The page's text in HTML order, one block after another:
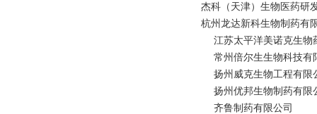
杰科（天津）生物医药研
杭州龙达新科生物制药有
江苏太平洋美诺克生物
常州倍尔生生物科技有
扬州威克生物工程有限
扬州优邦生物制药有限
齐鲁制药有限公司